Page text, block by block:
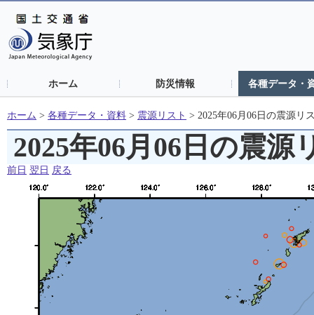
ホーム 防災情報 各種データ・
ホーム > 各種データ・資料 > 震源リスト > 2025年06月06日の震源リ
2025年06月06日の震源
前日 翌日 戻る